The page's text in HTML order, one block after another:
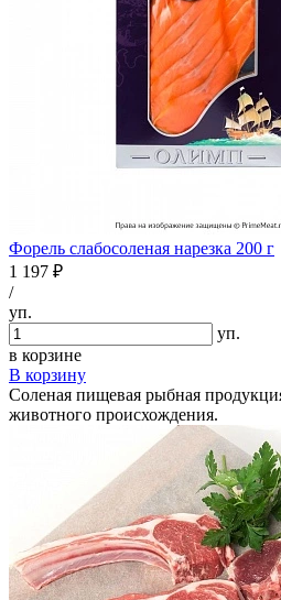
Форель слабосоленая нарезка 200 г
1 197 ₽
/
уп.
уп.
в корзине
В корзину
Соленая пищевая рыбная
животного происхождения.